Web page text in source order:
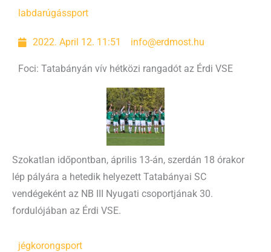
labdarúgássport
2022. April 12. 11:51 info@erdmost.hu
Foci: Tatabányán vív hétközi rangadót az Érdi VSE
Szokatlan időpontban, április 13-án, szerdán 18 órakor
lép pályára a hetedik helyezett Tatabányai SC
vendégeként az NB III Nyugati csoportjának 30.
fordulójában az Érdi VSE.
jégkorongsport